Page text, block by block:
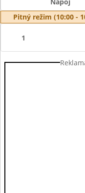
Pitný režim (10:00 -
1